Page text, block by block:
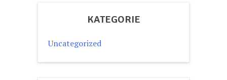
KATEGORIE
Uncategorized